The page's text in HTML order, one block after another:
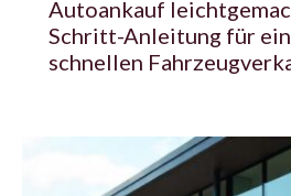
Autoankauf
Schritt-Anleitung für
schnellen